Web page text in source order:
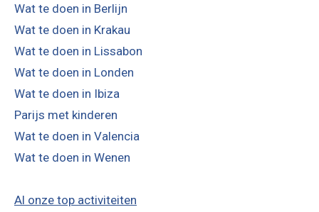
Wat te doen in Berlijn
Wat te doen in Krakau
Wat te doen in Lissabon
Wat te doen in Londen
Wat te doen in Ibiza
Parijs met kinderen
Wat te doen in Valencia
Wat te doen in Wenen
Al onze top activiteiten